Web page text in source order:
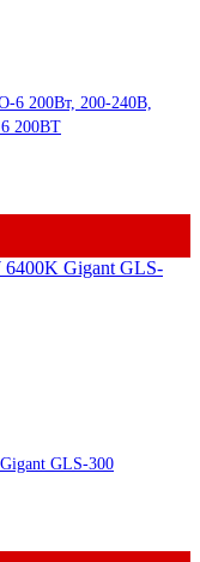
6 200Вт, 200-240В,
200ВТ
GLS-300